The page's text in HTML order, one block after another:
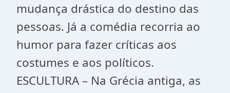
mudança drástica do destino das
pessoas. Já a comédia recorria ao
humor para fazer críticas aos
costumes e aos políticos.
ESCULTURA – Na Grécia antiga, as